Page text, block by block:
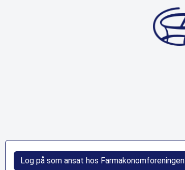
Log på som ansat hos Farmakonomforeningen